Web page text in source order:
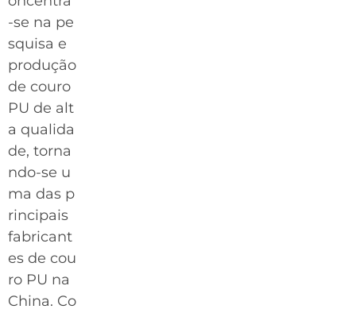
-se na pe
squisa e
produção
de couro
PU de alt
a qualida
de, torna
ndo-se u
ma das p
rincipais
fabricant
es de cou
ro PU na
China. Co